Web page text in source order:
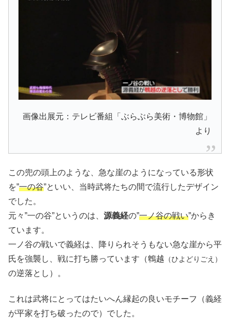
画像出展元：テレビ番組「ぶらぶら美術・博物館」
より
この兜の頭上のような、急な崖のようになっている形状
を”一の谷”といい、当時武将たちの間で流行したデザイン
でした。
元々”一の谷”というのは、 源義経の”一ノ谷の戦い”からき
ています。
一ノ谷の戦いで義経は、降りられそうもない急な崖から平
氏を強襲し、戦に打ち勝っています（鵯越 （ひよどりごえ）
の逆落とし）。
これは武将にとってはたいへん縁起の良いモチーフ（義経
が平家を打ち破ったので）でした。